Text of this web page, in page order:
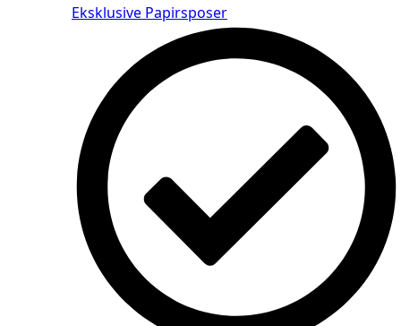
Eksklusive Papirsposer